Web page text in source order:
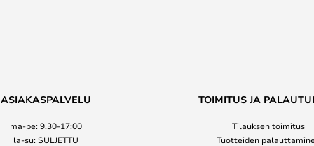
ASIAKASPALVELU
ma-pe: 9.30-17:00
la-su: SULJETTU
TOIMITUS JA
Tilauksen toimitus
Tuotteiden